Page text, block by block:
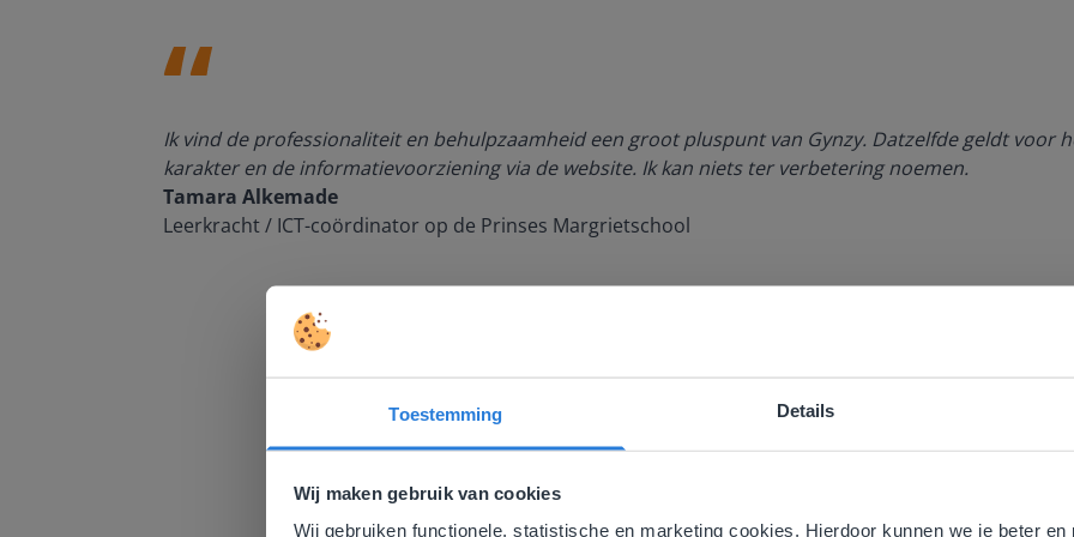
Toestemming Details
Wij maken gebruik van cookies
Wij gebruiken functionele, statistische en marketing cookies. Hierdoor kunnen we je beter
Ik vind de professionaliteit en behulpzaamheid een groot pluspunt van Gynzy. Datzelfde geldt voor
karakter en de informatievoorziening via de website. Ik kan niets ter verbetering noemen.
Tamara Alkemade
Leerkracht / ICT-coördinator op de Prinses Margrietschool
Ontdek meer!
Deze website komt niet overeen met je
Gezien je locatie, denken we dat je misschien liever naar de website